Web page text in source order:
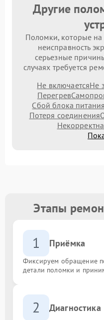
Другие
Поломки, которые
неисправность
серьезные
случаях требуется
Не включаетсяНе
Перегрев
Сбой блока питания
Потеря соединения
Этапы
1 Приёмка
Фиксируем обращение
детали поломки и
2 Диагностика